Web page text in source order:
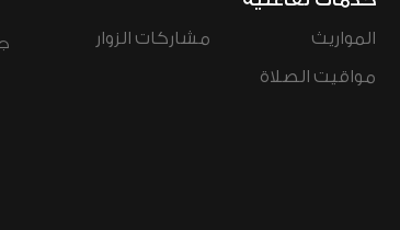
المواريث
مواقيت الصلاة
مشاركات الزوار